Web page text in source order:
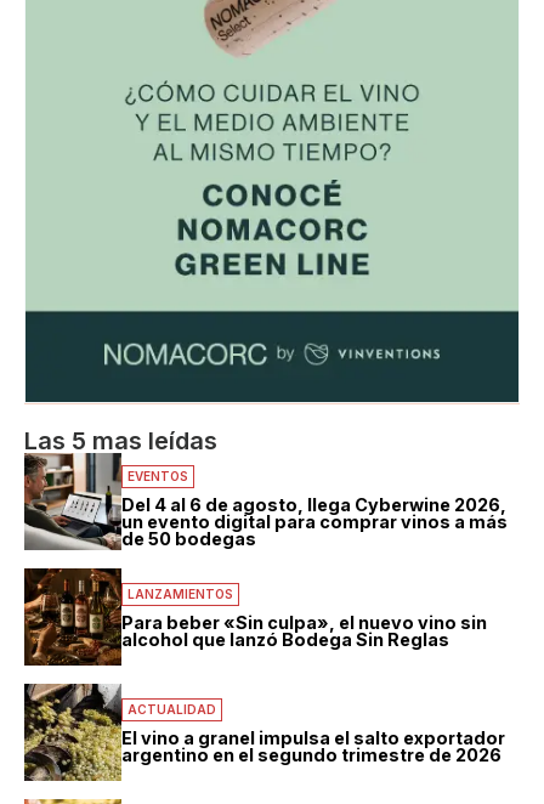
Las 5 mas leídas
EVENTOS
Del 4 al 6 de agosto, llega Cyberwine 2026,
un evento digital para comprar vinos a más
de 50 bodegas
LANZAMIENTOS
Para beber «Sin culpa», el nuevo vino sin
alcohol que lanzó Bodega Sin Reglas
ACTUALIDAD
El vino a granel impulsa el salto exportador
argentino en el segundo trimestre de 2026